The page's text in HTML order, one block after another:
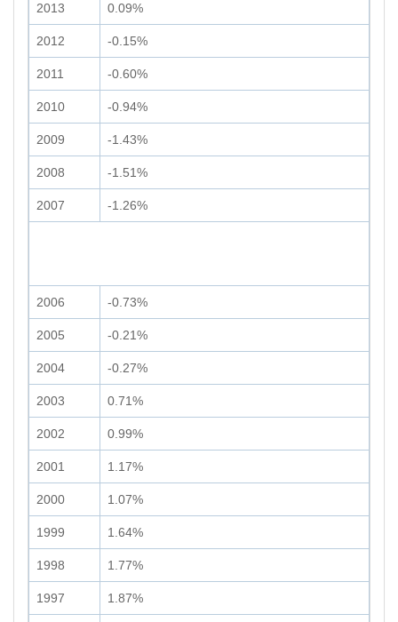
2013 0.09%
2012 -0.15%
2011 -0.60%
2010 -0.94%
2009 -1.43%
2008 -1.51%
2007 -1.26%
2006 -0.73%
2005 -0.21%
2004 -0.27%
2003 0.71%
2002 0.99%
2001 1.17%
2000 1.07%
1999 1.64%
1998 1.77%
1997 1.87%